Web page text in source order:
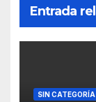
Entrada
SIN CATEGORÍA